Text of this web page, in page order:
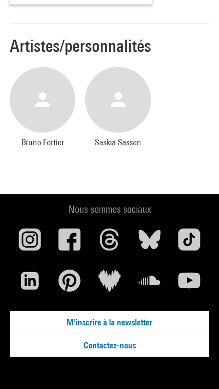
Artistes/personnalités
Bruno Fortier Saskia Sassen
Nous sommes sociaux
M'inscrire à la newsletter
Contactez-nous